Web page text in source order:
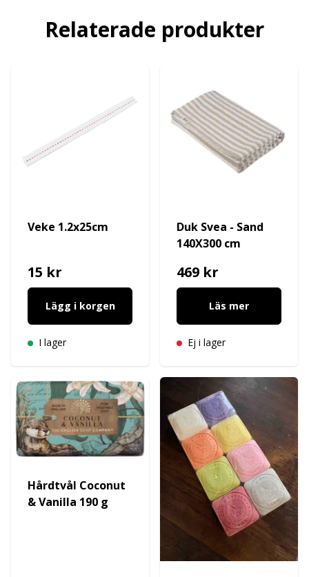
Relaterade produkter
Veke 1.2x25cm
15 kr
Lägg i korgen
I lager
Duk Svea - Sand
140X300 cm
469 kr
Läs mer
Ej i lager
Hårdtvål Coconut
& Vanilla 190 g